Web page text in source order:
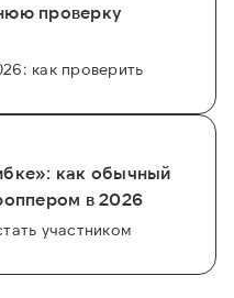
проверку
как проверить
как обычный
в 2026
участником